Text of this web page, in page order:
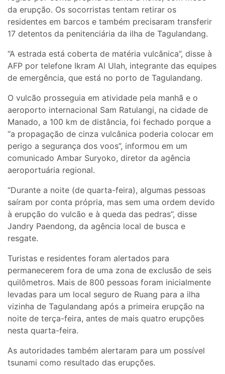
da erupção. Os socorristas tentam retirar os
residentes em barcos e também precisaram transferir
17 detentos da penitenciária da ilha de Tagulandang.
“A estrada está coberta de matéria vulcânica”, disse à
AFP por telefone Ikram Al Ulah, integrante das equipes
de emergência, que está no porto de Tagulandang.
O vulcão prosseguia em atividade pela manhã e o
aeroporto internacional Sam Ratulangi, na cidade de
Manado, a 100 km de distância, foi fechado porque a
“a propagação de cinza vulcânica poderia colocar em
perigo a segurança dos voos”, informou em um
comunicado Ambar Suryoko, diretor da agência
aeroportuária regional.
“Durante a noite (de quarta-feira), algumas pessoas
saíram por conta própria, mas sem uma ordem devido
à erupção do vulcão e à queda das pedras”, disse
Jandry Paendong, da agência local de busca e
resgate.
Turistas e residentes foram alertados para
permanecerem fora de uma zona de exclusão de seis
quilômetros. Mais de 800 pessoas foram inicialmente
levadas para um local seguro de Ruang para a ilha
vizinha de Tagulandang após a primeira erupção na
noite de terça-feira, antes de mais quatro erupções
nesta quarta-feira.
As autoridades também alertaram para um possível
tsunami como resultado das erupções.